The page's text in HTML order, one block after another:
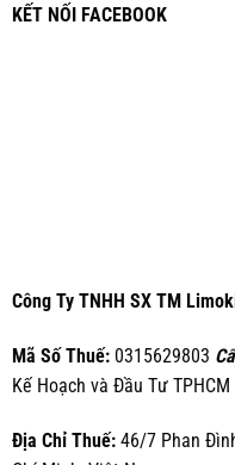
KẾT NỐI FACEBOOK
Công Ty TNHH SX TM
Mã Số Thuế:0315629803
Kế Hoạch và Đầu Tư TPHCM
Địa Chỉ Thuế:46/7 Phan